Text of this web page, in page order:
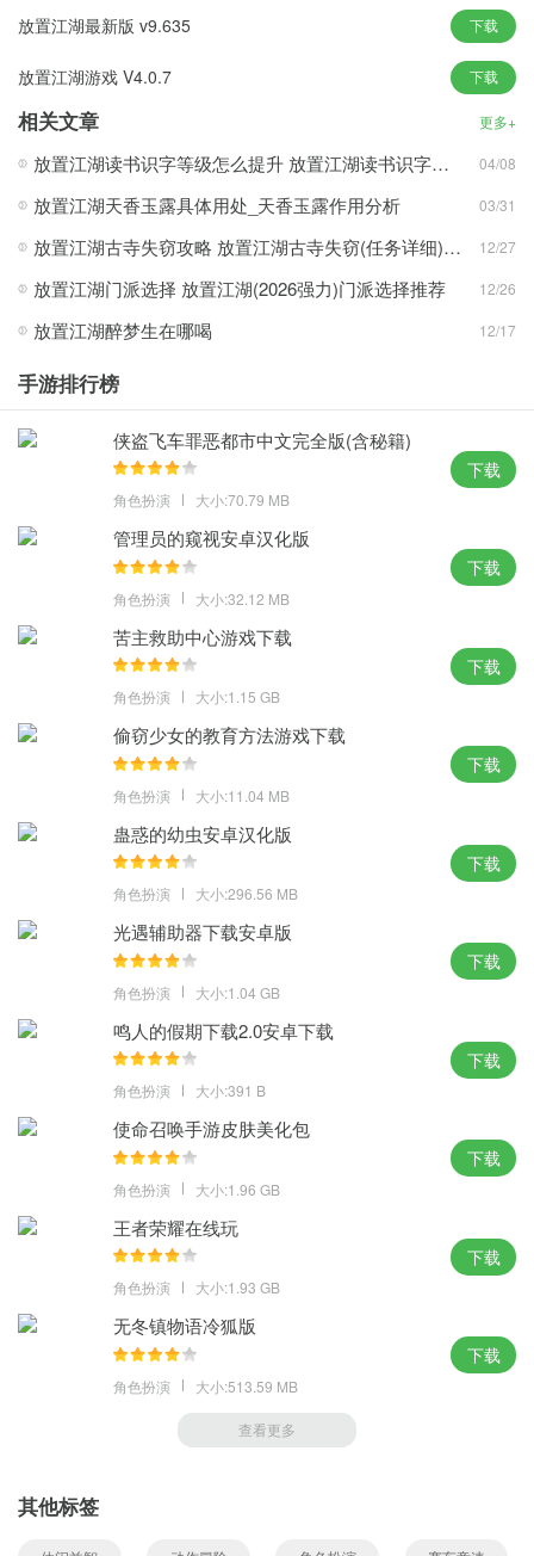
放置江湖游戏玩法
1、也比较有良心，画面质感属于同类优良。出的一些活动也还可
以，没有直接赠装备；
套去砍人就行了；
3、不太放置类，这里的放全新的武侠人生，20多个门派任君选；
放置江湖游戏优势
1、武侠气息几百种武功应有尽有。镇派绝学，江湖武学，更有绝世
神功等着有缘人；
卡牌RPG游戏；
3、更有一些隐藏门派等你发现。择量地图，构造一个庞大的江湖，
行走江湖无止境；
放置江湖游戏特点
1、没因为你基础新融入新地图、新玩法，全新原创的武侠故事；
2、在这开展你耐心的话，去玩传奇私服吧，简化基础上攻略很重
3、尤其是门派选择和技能选择，新手不适合老手的门派；
放置江湖内购破解版测评
我说师弟怎么那么轻松就到元婴了，原来是放置江湖放到一边，完
全挂机不用动，这样的速度我也可以。
放置江湖最新版 v9.635 下载
放置江湖游戏 V4.0.7 下载
相关文章 更多+
放置江湖读书识字等级怎么提升 放置江湖读书识字等级快速提升攻略一览 04/08
放置江湖天香玉露具体用处_天香玉露作用分析 03/31
放置江湖古寺失窃攻略 放置江湖古寺失窃(任务详细)攻略全流程汇总 12/27
放置江湖门派选择 放置江湖(2026强力)门派选择推荐 12/26
放置江湖醉梦生在哪喝 12/17
手游排行榜
侠盗飞车罪恶都市中文完全版(含秘籍)
角色扮演 大小:70.79 MB
下载
管理员的窥视安卓汉化版
角色扮演 大小:32.12 MB
下载
苦主救助中心游戏下载
角色扮演 大小:1.15 GB
下载
偷窃少女的教育方法游戏下载
角色扮演 大小:11.04 MB
下载
蛊惑的幼虫安卓汉化版
角色扮演 大小:296.56 MB
下载
光遇辅助器下载安卓版
角色扮演 大小:1.04 GB
下载
鸣人的假期下载2.0安卓下载
角色扮演 大小:391 B
下载
使命召唤手游皮肤美化包
角色扮演 大小:1.96 GB
下载
王者荣耀在线玩
角色扮演 大小:1.93 GB
下载
无冬镇物语冷狐版
角色扮演 大小:513.59 MB
下载
查看更多
其他标签